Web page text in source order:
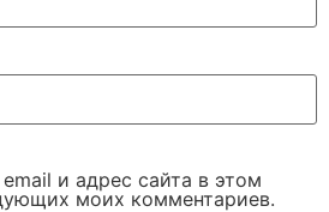
и адрес сайта в этом
моих комментариев.